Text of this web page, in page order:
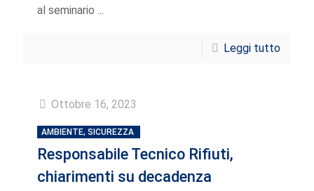
al seminario ...
Leggi tutto
Ottobre 16, 2023
AMBIENTE, SICUREZZA
Responsabile Tecnico Rifiuti,
chiarimenti su decadenza